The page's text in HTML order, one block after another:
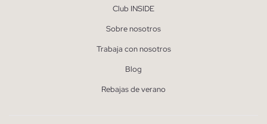
Club INSIDE
Sobre nosotros
Trabaja con nosotros
Blog
Rebajas de verano